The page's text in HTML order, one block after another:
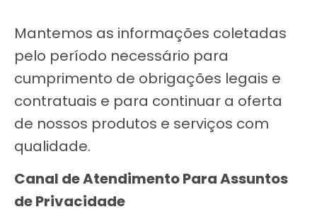
Mantemos as informações coletadas
pelo período necessário para
cumprimento de obrigações legais e
contratuais e para continuar a oferta
de nossos produtos e serviços com
qualidade.
Canal de Atendimento Para Assuntos
de Privacidade